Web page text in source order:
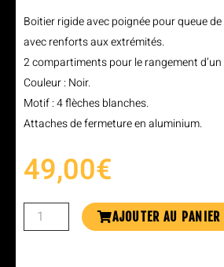
Boitier rigide avec poignée pour queue
avec renforts aux extrémités.
2 compartiments pour le rangement d’un
Couleur : Noir.
Motif : 4 flèches blanches.
Attaches de fermeture en aluminium.
49,00€
AJOUTER AU PANIER